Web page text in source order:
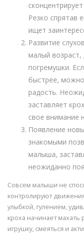
Резко спрятав
ищет
Развитие
малый возраст,
погремушки.
быстрее,
радость.
заставляет
свое внимание
Появление
знакомыми
малыша,
неожиданно
Совсем малыши не
контролируют
улыбкой, гулением,
кроха начинает махать
игрушку, смеяться и